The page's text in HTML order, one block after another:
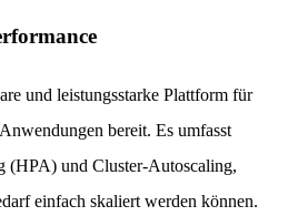
und leistungsstarke Plattform für
bereit. Es umfasst
(HPA) und Cluster-Autoscaling,
einfach skaliert werden können.